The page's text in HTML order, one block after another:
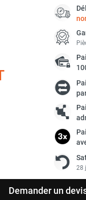
28
Demander un